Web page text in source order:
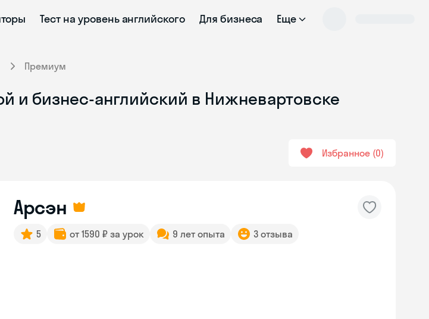
Тест на уровень английского Для бизнеса Еще
Премиум
и бизнес-английский в Нижневартовске
Избранное 0
Арсэн
5 от 1590 ₽ за урок 9 лет опыта 3 отзыва